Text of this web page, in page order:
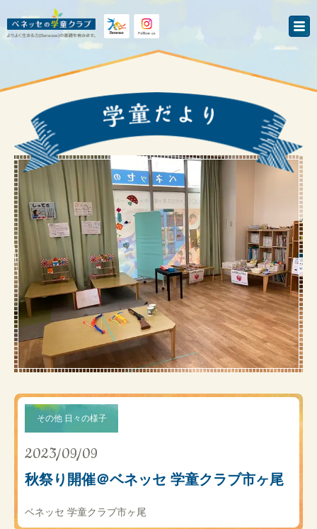
その他 日々の様子
2023/09/09
秋祭り開催＠ベネッセ 学童クラブ市ヶ尾
ベネッセ 学童クラブ市ヶ尾